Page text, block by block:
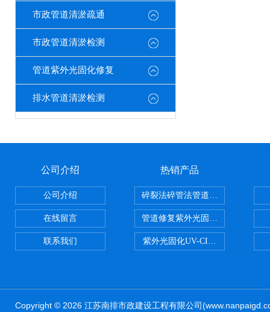
市政管道清淤疏通
市政管道清淤检测
管道紫外光固化修复
排水管道清淤检测
公司介绍
公司介绍
在线留言
联系我们
热销产品
碎裂法碎管法管道修复技术
管道修复紫外光固化修复CIPP内
紫外光固化UV-CIPP修复管道非
Copyright © 2026 江苏南排市政建设工程有限公司